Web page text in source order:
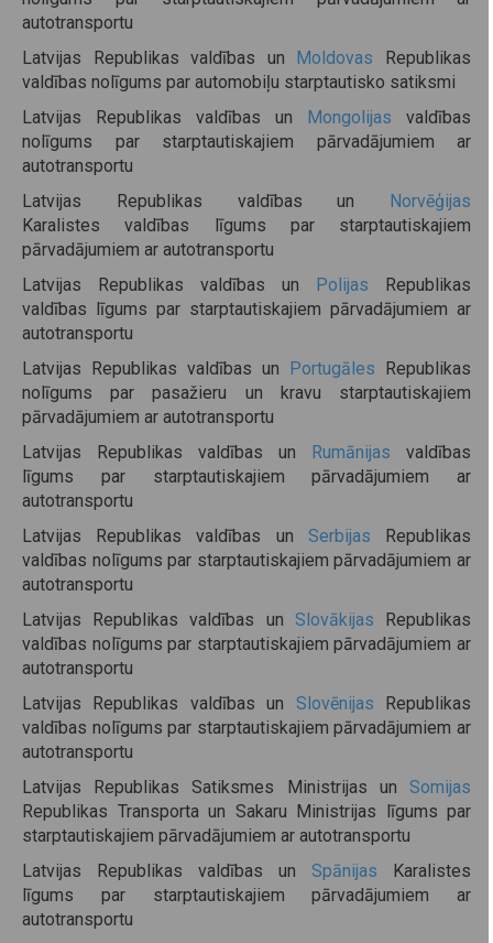
autotransportu
Latvijas Republikas valdības un
Moldovas Republikas
valdības nolīgums par automobiļu starptautisko satiksmi
Latvijas Republikas valdības un
Mongolijas valdības
nolīgums par starptautiskajiem pārvadājumiem ar
autotransportu
Latvijas Republikas valdības un
Norvēģijas
Karalistes valdības līgums par starptautiskajiem
pārvadājumiem ar autotransportu
Latvijas Republikas valdības un
Polijas Republikas
valdības līgums par starptautiskajiem pārvadājumiem ar
autotransportu
Latvijas Republikas valdības un
Portugāles Republikas
nolīgums par pasažieru un kravu starptautiskajiem
pārvadājumiem ar autotransportu
Latvijas Republikas valdības un
Rumānijas valdības
līgums par starptautiskajiem pārvadājumiem ar
autotransportu
Latvijas Republikas valdības un Serbijas Republikas
valdības nolīgums par starptautiskajiem pārvadājumiem ar
autotransportu
Latvijas Republikas valdības un Slovākijas Republikas
valdības nolīgums par starptautiskajiem pārvadājumiem ar
autotransportu
Latvijas Republikas valdības un Slovēnijas Republikas
valdības nolīgums par starptautiskajiem pārvadājumiem ar
autotransportu
Latvijas Republikas Satiksmes Ministrijas un Somijas
Republikas Transporta un Sakaru Ministrijas līgums par
starptautiskajiem pārvadājumiem ar autotransportu
Latvijas Republikas valdības un Spānijas Karalistes
līgums par starptautiskajiem pārvadājumiem ar
autotransportu